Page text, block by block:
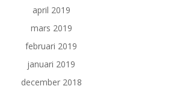
april 2019
mars 2019
februari 2019
januari 2019
december 2018